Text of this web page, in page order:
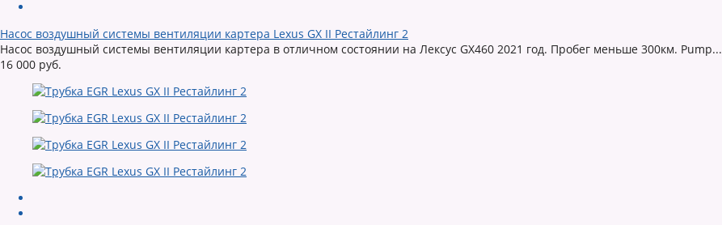
Насос воздушный системы вентиляции картера Lexus GX II Рестайлинг 2
Насос воздушный системы вентиляции картера в отличном состоянии на Лексус GX460 2021 год. Пробег меньше 300км. Pump...
16 000 руб.